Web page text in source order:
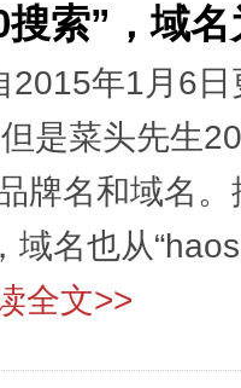
搜索”，域
年1月6日
是菜头先生
牌名和域名
域名也从
全文>>